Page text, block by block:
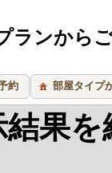
ランから
約 部屋タイプ
果